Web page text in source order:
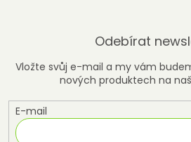
Odebírat
Vložte svůj e-mail a my vám
nových produktech na
E-mail